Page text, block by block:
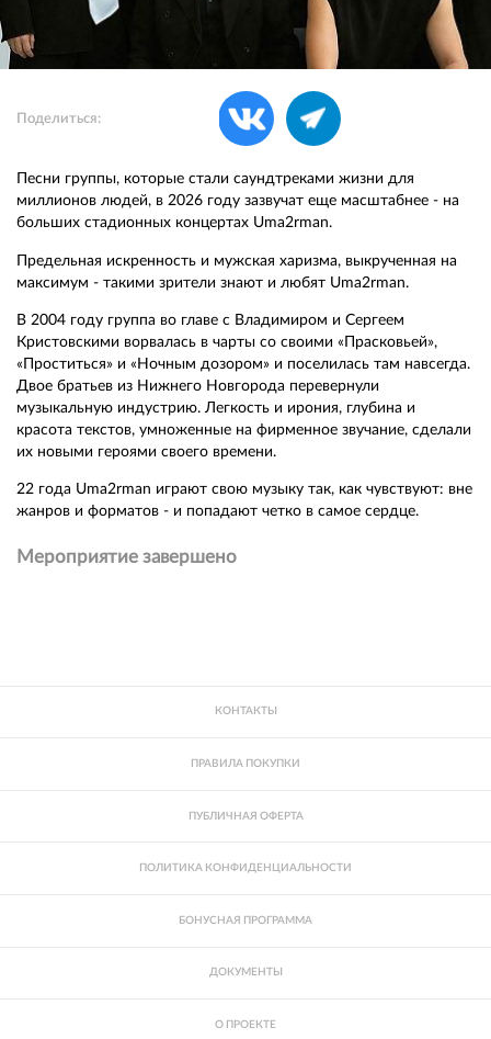
Поделиться:
Песни группы, которые стали саундтреками жизни для
миллионов людей, в 2026 году зазвучат еще масштабнее - на
больших стадионных концертах Uma2rman.
Предельная искренность и мужская харизма, выкрученная на
максимум - такими зрители знают и любят Uma2rman.
В 2004 году группа во главе с Владимиром и Сергеем
Кристовскими ворвалась в чарты со своими «Прасковьей»,
«Проститься» и «Ночным дозором» и поселилась там навсегда.
Двое братьев из Нижнего Новгорода перевернули
музыкальную индустрию. Легкость и ирония, глубина и
красота текстов, умноженные на фирменное звучание, сделали
их новыми героями своего времени.
22 года Uma2rman играют свою музыку так, как чувствуют: вне
жанров и форматов - и попадают четко в самое сердце.
Мероприятие завершено
КОНТАКТЫ
ПРАВИЛА ПОКУПКИ
ПУБЛИЧНАЯ ОФЕРТА
ПОЛИТИКА КОНФИДЕНЦИАЛЬНОСТИ
БОНУСНАЯ ПРОГРАММА
ДОКУМЕНТЫ
О ПРОЕКТЕ